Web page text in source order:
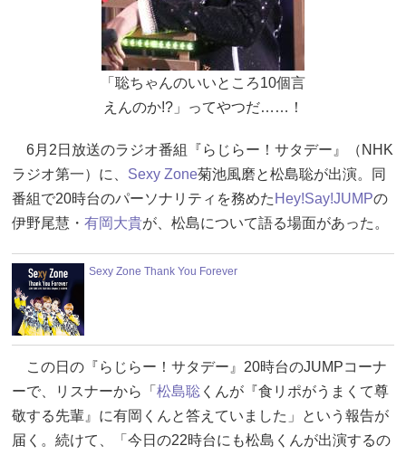
「聡ちゃんのいいところ10個言
えんのか!?」ってやつだ……！
6月2日放送のラジオ番組『らじらー！サタデー』（NHK
ラジオ第一）に、 Sexy Zone菊池風磨と松島聡が出演。同
番組で20時台のパーソナリティを務めた Hey!Say!JUMPの
伊野尾慧・ 有岡大貴が、松島について語る場面があった。
Sexy Zone Thank You Forever
この日の『らじらー！サタデー』20時台のJUMPコーナ
ーで、リスナーから「 松島聡 くんが『食リポがうまくて尊
敬する先輩』に有岡くんと答えていました」という報告が
届く。続けて、「今日の22時台にも松島くんが出演するの